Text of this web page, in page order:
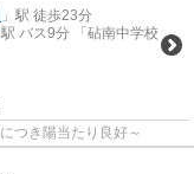
」駅 徒歩23分
駅 バス9分 「砧南中学校
つき陽当たり良好～